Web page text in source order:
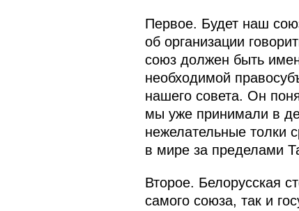
Первое. Будет наш
об организации
союз должен быть
необходимой
нашего совета. Он
мы уже принимали в
нежелательные толки
в мире за пределами
Второе. Белорусская
самого союза, так и